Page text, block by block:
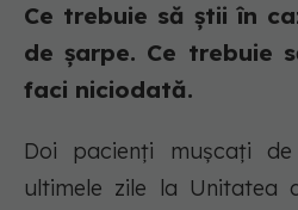
Ce trebuie să știi în
de șarpe. Ce trebuie
faci niciodată.
Doi pacienți mușcați
ultimele zile la Unitatea